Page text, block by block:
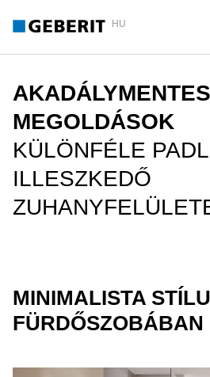
HU
AKADÁLYMENTES
MEGOLDÁSOK
KÜLÖNFÉLE
ILLESZKEDŐ
MINIMALISTA
FÜRDŐSZOBÁBAN